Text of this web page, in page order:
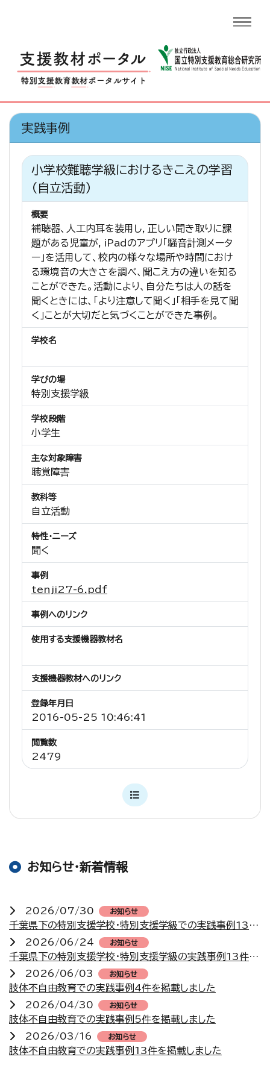
実践事例
小学校難聴学級におけるきこえの学習
（自立活動）
概要
補聴器、人工内耳を装用し，正しい聞き取りに課
題がある児童が，iPadのアプリ「騒音計測メータ
ー」を活用して、校内の様々な場所や時間におけ
る環境音の大きさを調べ、聞こえ方の違いを知る
ことができた。活動により、自分たちは人の話を
聞くときには、「より注意して聞く」「相手を見て聞
く」ことが大切だと気づくことができた事例。
学校名
学びの場
特別支援学級
学校段階
小学生
主な対象障害
聴覚障害
教科等
自立活動
特性・ニーズ
聞く
事例
tenji27-6.pdf
事例へのリンク
使用する支援機器教材名
支援機器教材へのリンク
登録年月日
2016-05-25 10:46:41
閲覧数
2479
お知らせ・新着情報
2026/07/30 お知らせ
千葉県下の特別支援学校・特別支援学級での実践事例13件を掲載しました
2026/06/24
お知らせ
千葉県下の特別支援学校・特別支援学級の実践事例13件を掲載しました
2026/06/03
お知らせ
肢体不自由教育での実践事例4件を掲載しました
2026/04/30
お知らせ
肢体不自由教育での実践事例5件を掲載しました
2026/03/16
お知らせ
肢体不自由教育での実践事例13件を掲載しました